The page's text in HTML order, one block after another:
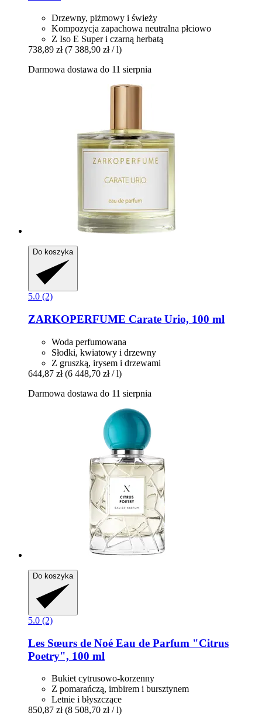
Drzewny, piżmowy i świeży
Kompozycja zapachowa neutralna płciowo
Z Iso E Super i czarną herbatą
738,89 zł (7 388,90 zł / l)
Darmowa dostawa do 11 sierpnia
Do koszyka
5.0 (2)
ZARKOPERFUME Carate Urio, 100 ml
Woda perfumowana
Słodki, kwiatowy i drzewny
Z gruszką, irysem i drzewami
644,87 zł (6 448,70 zł / l)
Darmowa dostawa do 11 sierpnia
Do koszyka
5.0 (2)
Les Sœurs de Noé Eau de Parfum "Citrus
Poetry", 100 ml
Bukiet cytrusowo-korzenny
Z pomarańczą, imbirem i bursztynem
Letnie i błyszczące
850,87 zł (8 508,70 zł / l)